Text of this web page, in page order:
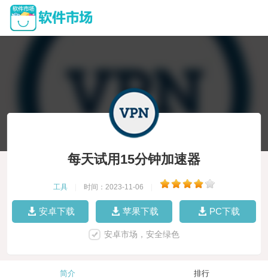
每天试用15分钟加速器
工具 时间：2023-11-06
安卓下载 苹果下载 PC下载
安卓市场，安全绿色
简介 排行